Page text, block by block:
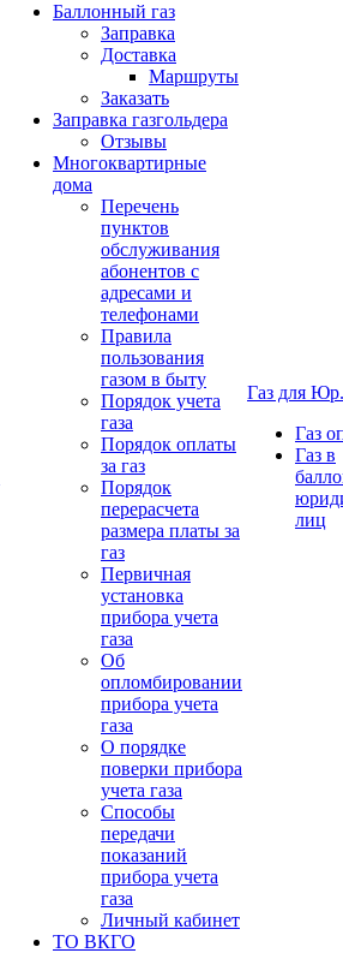
Баллонный газ
Заправка
Доставка
Маршруты
Заказать
Заправка газгольдера
Отзывы
Многоквартирные
дома
Перечень
пунктов
обслуживания
абонентов с
адресами и
телефонами
Правила
пользования
газом в быту
Порядок учета
газа
Порядок оплаты
за газ
Порядок
перерасчета
размера платы за
газ
Первичная
установка
прибора учета
газа
Об
опломбировании
прибора учета
газа
О порядке
поверки прибора
учета газа
Способы
передачи
показаний
прибора учета
газа
Личный кабинет
ТО ВКГО
Газ для
Газ
Газ в
лиц